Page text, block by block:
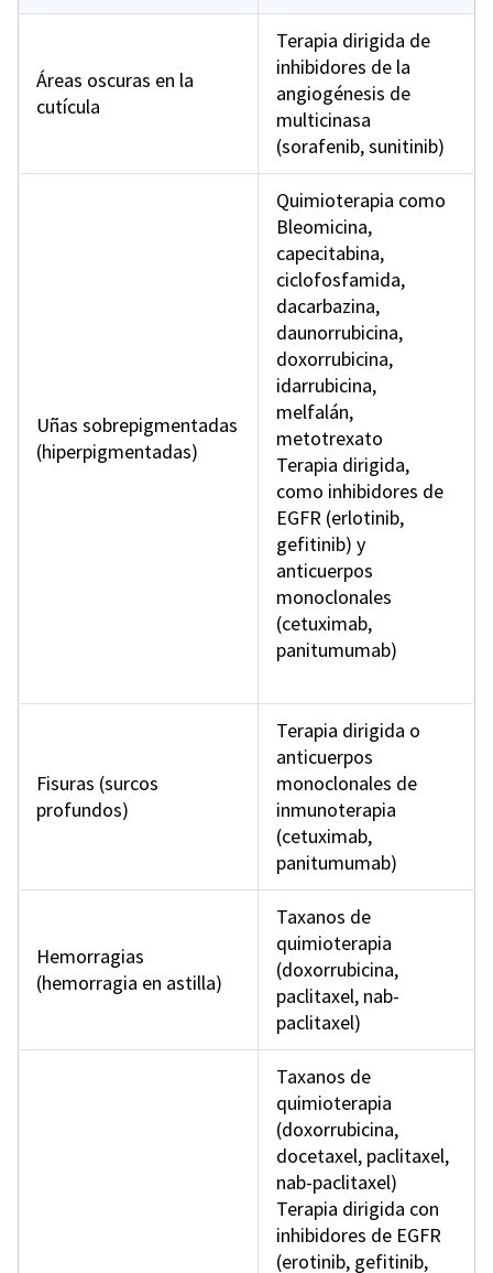
Áreas oscuras en la
cutícula
Terapia dirigida de
inhibidores de la
angiogénesis de
multicinasa
(sorafenib, sunitinib)
Uñas sobrepigmentadas
(hiperpigmentadas)
Quimioterapia como
Bleomicina,
capecitabina,
ciclofosfamida,
dacarbazina,
daunorrubicina,
doxorrubicina,
idarrubicina,
melfalán,
metotrexato
Terapia dirigida,
como inhibidores de
EGFR (erlotinib,
gefitinib) y
anticuerpos
monoclonales
(cetuximab,
panitumumab)
Fisuras (surcos
profundos)
Terapia dirigida o
anticuerpos
monoclonales de
inmunoterapia
(cetuximab,
panitumumab)
Hemorragias
(hemorragia en astilla)
Taxanos de
quimioterapia
(doxorrubicina,
paclitaxel, nab-
paclitaxel)
Taxanos de
quimioterapia
(doxorrubicina,
docetaxel, paclitaxel,
nab-paclitaxel)
Terapia dirigida con
inhibidores de EGFR
(erotinib, gefitinib,